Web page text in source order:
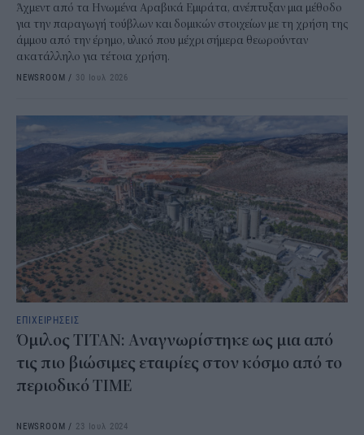
Άχμεντ από τα Ηνωμένα Αραβικά Εμιράτα, ανέπτυξαν μια μέθοδο
για την παραγωγή τούβλων και δομικών στοιχείων με τη χρήση της
άμμου από την έρημο, υλικό που μέχρι σήμερα θεωρούνταν
ακατάλληλο για τέτοια χρήση.
NEWSROOM / 30 Ιουλ 2026
ΕΠΙΧΕΙΡΗΣΕΙΣ
Όμιλος TITAN: Αναγνωρίστηκε ως μια από
τις πιο βιώσιμες εταιρίες στον κόσμο από το
περιοδικό TIME
NEWSROOM / 23 Ιουλ 2024